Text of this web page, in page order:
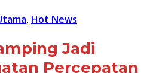
, Hot News
Jadi
Percepatan